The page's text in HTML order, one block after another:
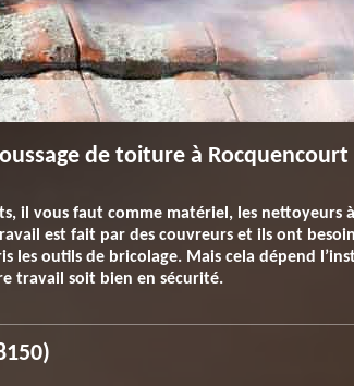
de toiture à Rocquencourt
il vous faut comme matériel, les nettoyeurs
est fait par des couvreurs et ils ont
les outils de bricolage. Mais cela dépend
travail soit bien en sécurité.